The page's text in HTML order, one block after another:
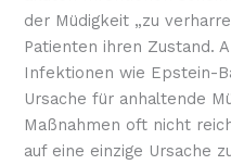
der Müdigkeit „zu
Patienten ihren Zustand.
Infektionen wie Epstein-
Ursache für anhaltende
Maßnahmen oft nicht
auf eine einzige Ursache